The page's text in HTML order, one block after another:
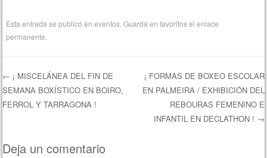
Esta entrada se publicó eneventos . Guarda en favoritos elenlace
permanente
Navegación de entradas
← ¡ MISCELÁNEA DEL FIN DE
SEMANA BOXÍSTICO EN BOIRO,
FERROL Y TARRAGONA !
¡ FORMAS DE BOXEO ESCOLAR
EN PALMEIRA / EXHIBICIÓN DEL
REBOURAS FEMENINO E
INFANTIL EN DECLATHON ! →
Deja un comentario